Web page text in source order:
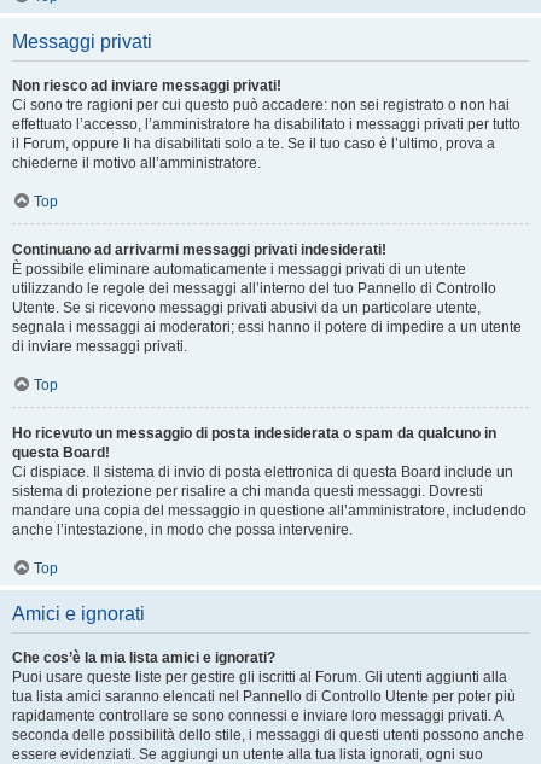
Messaggi privati
Non riesco ad inviare messaggi privati!
Ci sono tre ragioni per cui questo può accadere: non sei registrato o non hai
effettuato l’accesso, l’amministratore ha disabilitato i messaggi privati per tutto
il Forum, oppure li ha disabilitati solo a te. Se il tuo caso è l’ultimo, prova a
chiederne il motivo all’amministratore.
Top
Continuano ad arrivarmi messaggi privati indesiderati!
È possibile eliminare automaticamente i messaggi privati ​​di un utente
utilizzando le regole dei messaggi all’interno del tuo Pannello di Controllo
Utente. Se si ricevono messaggi privati ​​abusivi da un particolare utente,
segnala i messaggi ai moderatori; essi hanno il potere di impedire a un utente
di inviare messaggi privati​​.
Top
Ho ricevuto un messaggio di posta indesiderata o spam da qualcuno in
questa Board!
Ci dispiace. Il sistema di invio di posta elettronica di questa Board include un
sistema di protezione per risalire a chi manda questi messaggi. Dovresti
mandare una copia del messaggio in questione all’amministratore, includendo
anche l’intestazione, in modo che possa intervenire.
Top
Amici e ignorati
Che cos’è la mia lista amici e ignorati?
Puoi usare queste liste per gestire gli iscritti al Forum. Gli utenti aggiunti alla
tua lista amici saranno elencati nel Pannello di Controllo Utente per poter più
rapidamente controllare se sono connessi e inviare loro messaggi privati. A
seconda delle possibilità dello stile, i messaggi di questi utenti possono anche
essere evidenziati. Se aggiungi un utente alla tua lista ignorati, ogni suo